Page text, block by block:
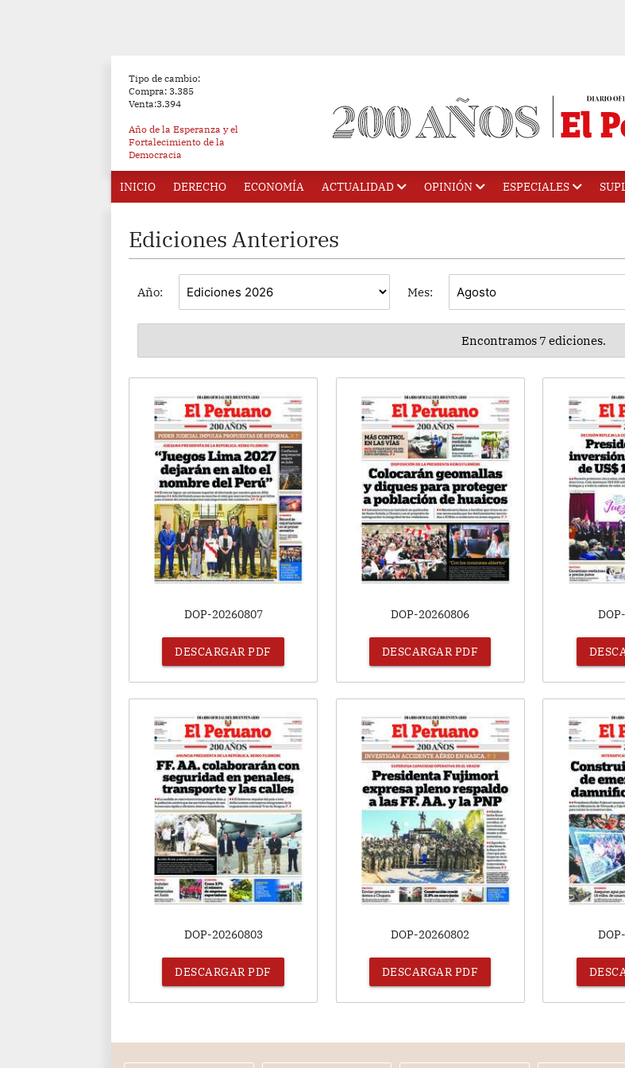
Tipo de cambio:
Compra: 3.385
Venta:3.394
Año de la Esperanza y el
Fortalecimiento de la
Democracia
INICIO DERECHO ECONOMÍA ACTUALIDAD OPINIÓN ESPECIALES
Ediciones Anteriores
Año: Mes:
Encontramos 7 ediciones.
DOP-20260807
DESCARGAR PDF
DOP-20260806
DESCARGAR PDF
DOP-20260803
DESCARGAR PDF
DOP-20260802
DESCARGAR PDF